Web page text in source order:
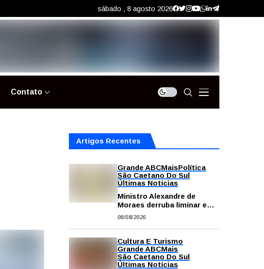
sábado , 8 agosto 2026
Contato
Artigos Recentes
Grande ABCMaisPolítica
São Caetano Do Sul
Últimas Notícias
Ministro Alexandre de
Moraes derruba liminar e
restabelece andamento de
contra vereador Matheus
Gianello
08/08/2026
Cultura E Turismo
Grande ABCMais
São Caetano Do Sul
Últimas Notícias